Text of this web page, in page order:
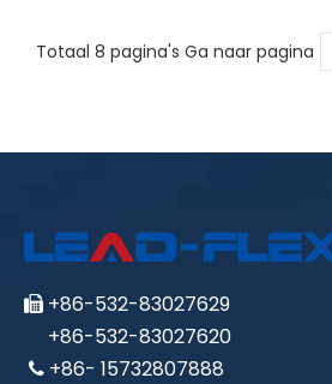
Totaal 8 pagina's Ga naar pagina
 +86-532-83027629
+86-532-83027620
 +86- 15732807888